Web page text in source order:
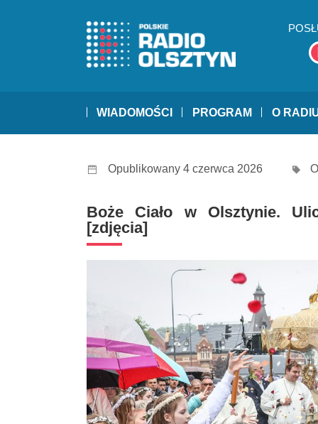
WIADOMOŚCI PROGRAM O
Opublikowany 4 czerwca 2026
Boże Ciało w Olsztynie.
[zdjęcia]